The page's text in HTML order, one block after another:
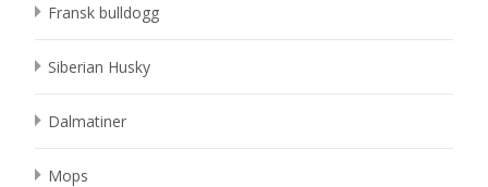
Fransk bulldogg
Siberian Husky
Dalmatiner
Mops